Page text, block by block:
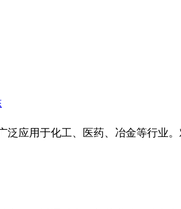
泛应用于化工、医药、冶金等行业